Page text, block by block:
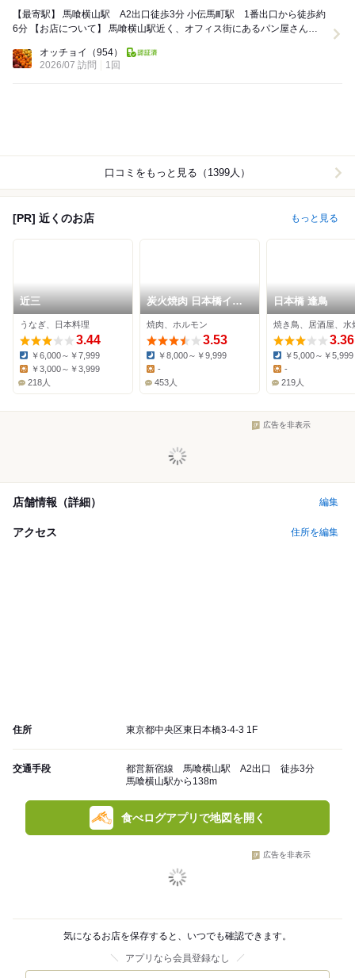
【最寄駅】 馬喰横山駅 A2出口徒歩3分 小伝馬町駅 1番出口から徒歩約
6分 【お店について】 馬喰横山駅近く、オフィス街にあるパン屋さん。
オッチョイ
（954）
2026/07 訪問
1回
口コミをもっと見る（1399人）
[PR] 近くのお店 もっと見る
近三
うなぎ、日本料理
3.44
Dinner:
￥6,000～￥7,999
￥3,000～￥3,999
218人
炭火焼肉 日本橋イタ
ダキ
焼肉、ホルモン
3.53
Dinner:
￥8,000～￥9,999
-
453人
日本橋 逢鳥
焼き鳥、居酒屋、水
3.36
Dinner:
￥5,000～￥5,999
-
219人
広告を非表示
店舗情報（詳細） 編集
アクセス 住所を編集
住所 東京都中央区東日本橋3-4-3 1F
交通手段
都営新宿線 馬喰横山駅 A2出口 徒歩3分
馬喰横山駅から138m
食べログアプリで地図を開く
広告を非表示
気になるお店を保存すると、いつでも確認できます。
アプリなら会員登録なし